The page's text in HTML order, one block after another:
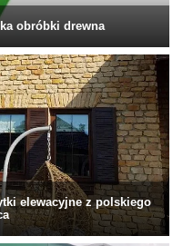
obróbki drewna
elewacyjne z polskiego